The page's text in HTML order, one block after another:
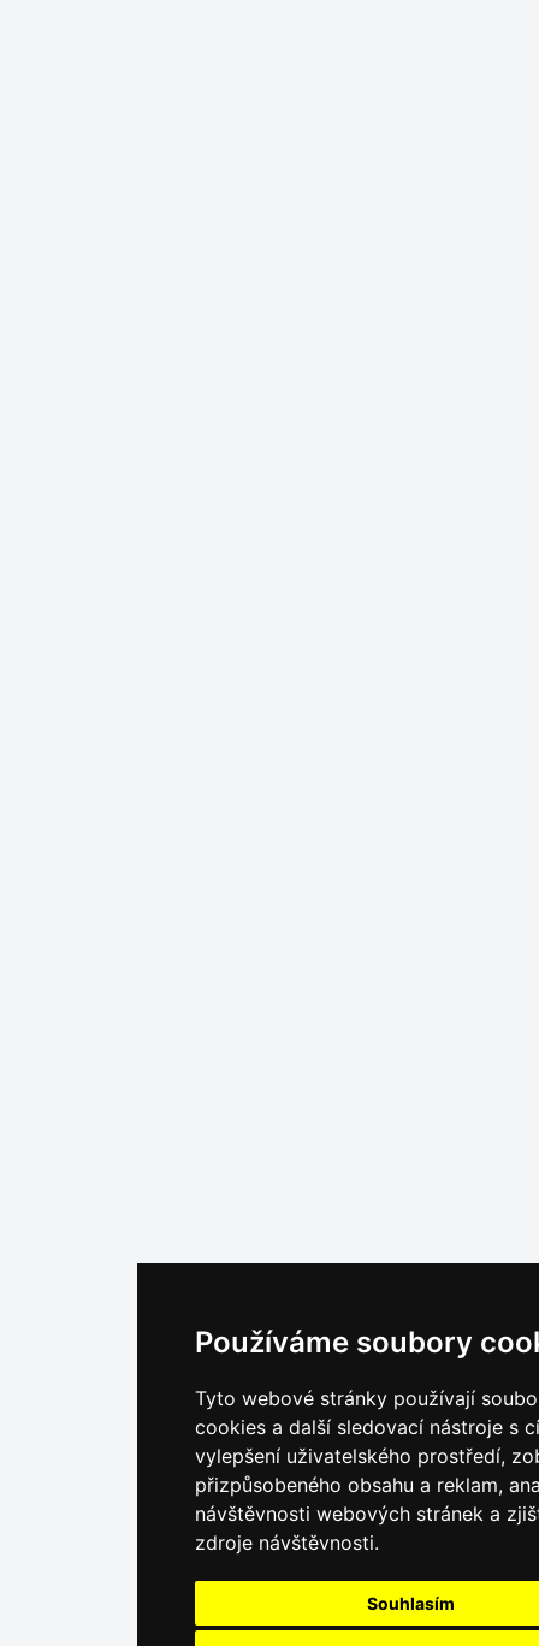
Používáme soubory
Tyto webové stránky používají
cookies a další sledovací nástroje s
vylepšení uživatelského prostředí,
přizpůsobeného obsahu a reklam,
návštěvnosti webových stránek a
zdroje návštěvnosti.
Souhlasím